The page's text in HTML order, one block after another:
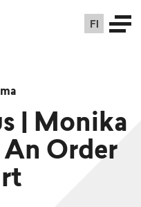
FI
| Monika
An Order